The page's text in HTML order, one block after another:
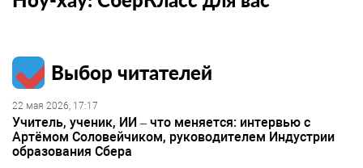
Выбор читателей
22 мая 2026, 17:17
Учитель, ученик, ИИ – что меняется: интервью с
Артёмом Соловейчиком, руководителем Индустрии
образования Сбера